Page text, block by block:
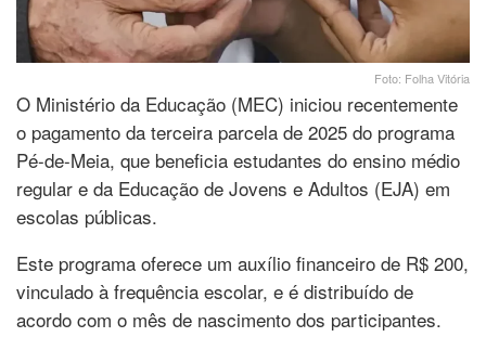
Foto: Folha Vitória
O Ministério da Educação (MEC) iniciou recentemente
o pagamento da terceira parcela de 2025 do programa
Pé-de-Meia, que beneficia estudantes do ensino médio
regular e da Educação de Jovens e Adultos (EJA) em
escolas públicas.
Este programa oferece um auxílio financeiro de R$ 200,
vinculado à frequência escolar, e é distribuído de
acordo com o mês de nascimento dos participantes.